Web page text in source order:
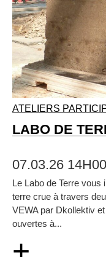
ATELIERS
LABO DE
07.03.26 14H00
Le Labo de Terre
terre crue à travers
VEWA par Dkollektiv
ouvertes à...